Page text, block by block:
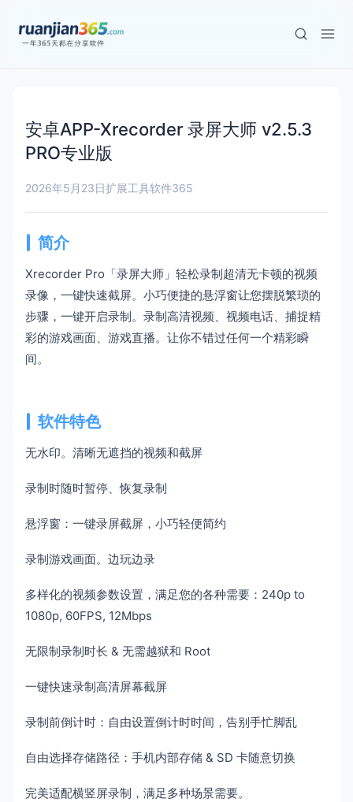
安卓APP-Xrecorder 录屏大师 v2.5.3
PRO专业版
2026年5月23日扩展工具软件365
简介
Xrecorder Pro「录屏大师」轻松录制超清无卡顿的视频
录像，一键快速截屏。小巧便捷的悬浮窗让您摆脱繁琐的
步骤，一键开启录制。录制高清视频、视频电话、捕捉精
彩的游戏画面、游戏直播。让你不错过任何一个精彩瞬
间。
软件特色
无水印。清晰无遮挡的视频和截屏
录制时随时暂停、恢复录制
悬浮窗：一键录屏截屏，小巧轻便简约
录制游戏画面。边玩边录
多样化的视频参数设置，满足您的各种需要：240p to
1080p, 60FPS, 12Mbps
无限制录制时长 & 无需越狱和 Root
一键快速录制高清屏幕截屏
录制前倒计时：自由设置倒计时时间，告别手忙脚乱
自由选择存储路径：手机内部存储 & SD 卡随意切换
完美适配横竖屏录制，满足多种场景需要。